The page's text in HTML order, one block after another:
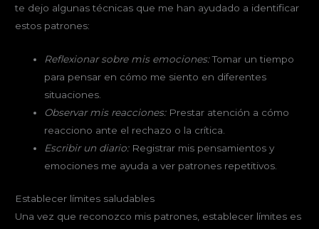
te dejo algunas técnicas que me han ayudado a identificar
estos patrones:
Reflexionar sobre mis emociones:Tomar un tiempo
para pensar en cómo me siento en diferentes
situaciones.
Observar mis reacciones:Prestar atención a cómo
reacciono ante el rechazo o la crítica.
Escribir un diario:Registrar mis pensamientos y
emociones me ayuda a ver patrones repetitivos.
Establecer límites saludables
Una vez que reconozco mis patrones, establecer límites es